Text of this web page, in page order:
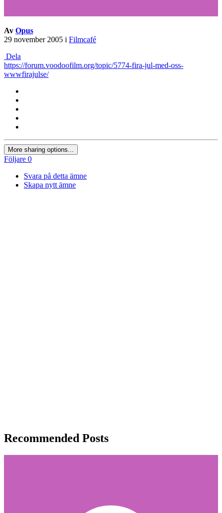
Av Opus
29 november 2005 i Filmcafé
Dela
https://forum.voodoofilm.org/topic/5774-fira-jul-med-oss-
wwwfirajulse/
More sharing options...
Följare 0
Svara på detta ämne
Skapa nytt ämne
Recommended Posts